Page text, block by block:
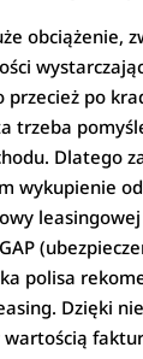
obciążenie,
przecież po
trzeba
Dlatego
wykupienie
polisa
Dzięki
wartością